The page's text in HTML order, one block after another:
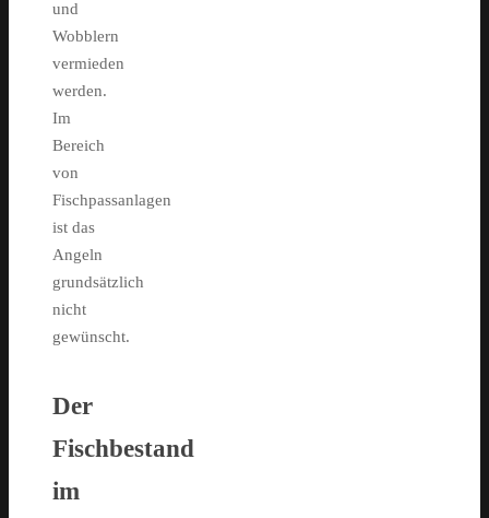
und
Wobblern
vermieden
werden.
Im
Bereich
von
Fischpassanlagen
ist das
Angeln
grundsätzlich
nicht
gewünscht.
Der
Fischbestand
im